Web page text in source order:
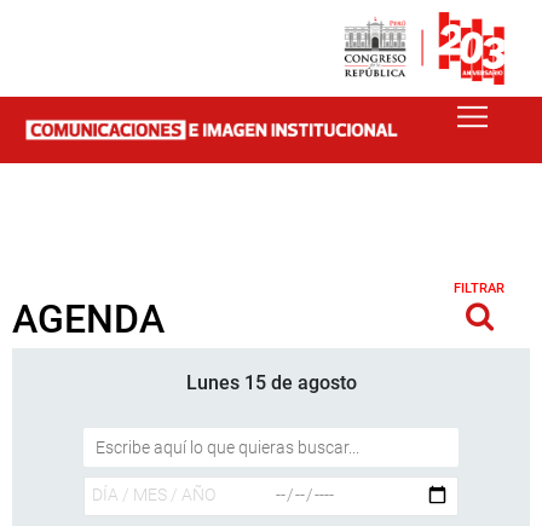
AGENDA
FILTRAR
Lunes 15 de agosto